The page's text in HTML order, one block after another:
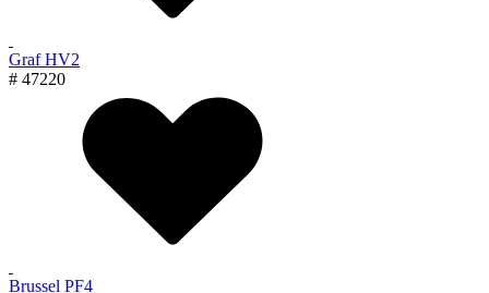
Graf HV2
# 47220
Brussel PF4